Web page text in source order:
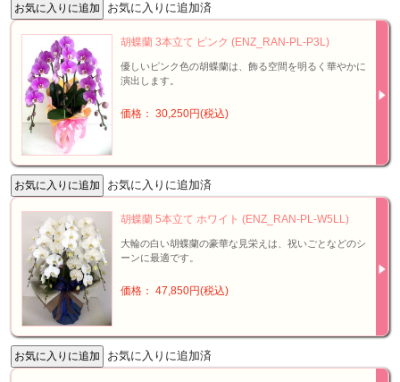
お気に入りに追加済
胡蝶蘭 3本立て ピンク (ENZ_RAN-PL-P3L)
優しいピンク色の胡蝶蘭は、飾る空間を明るく華やかに
演出します。
価格： 30,250円(税込)
お気に入りに追加済
胡蝶蘭 5本立て ホワイト (ENZ_RAN-PL-W5LL)
大輪の白い胡蝶蘭の豪華な見栄えは、祝いごとなどのシ
ーンに最適です。
価格： 47,850円(税込)
お気に入りに追加済